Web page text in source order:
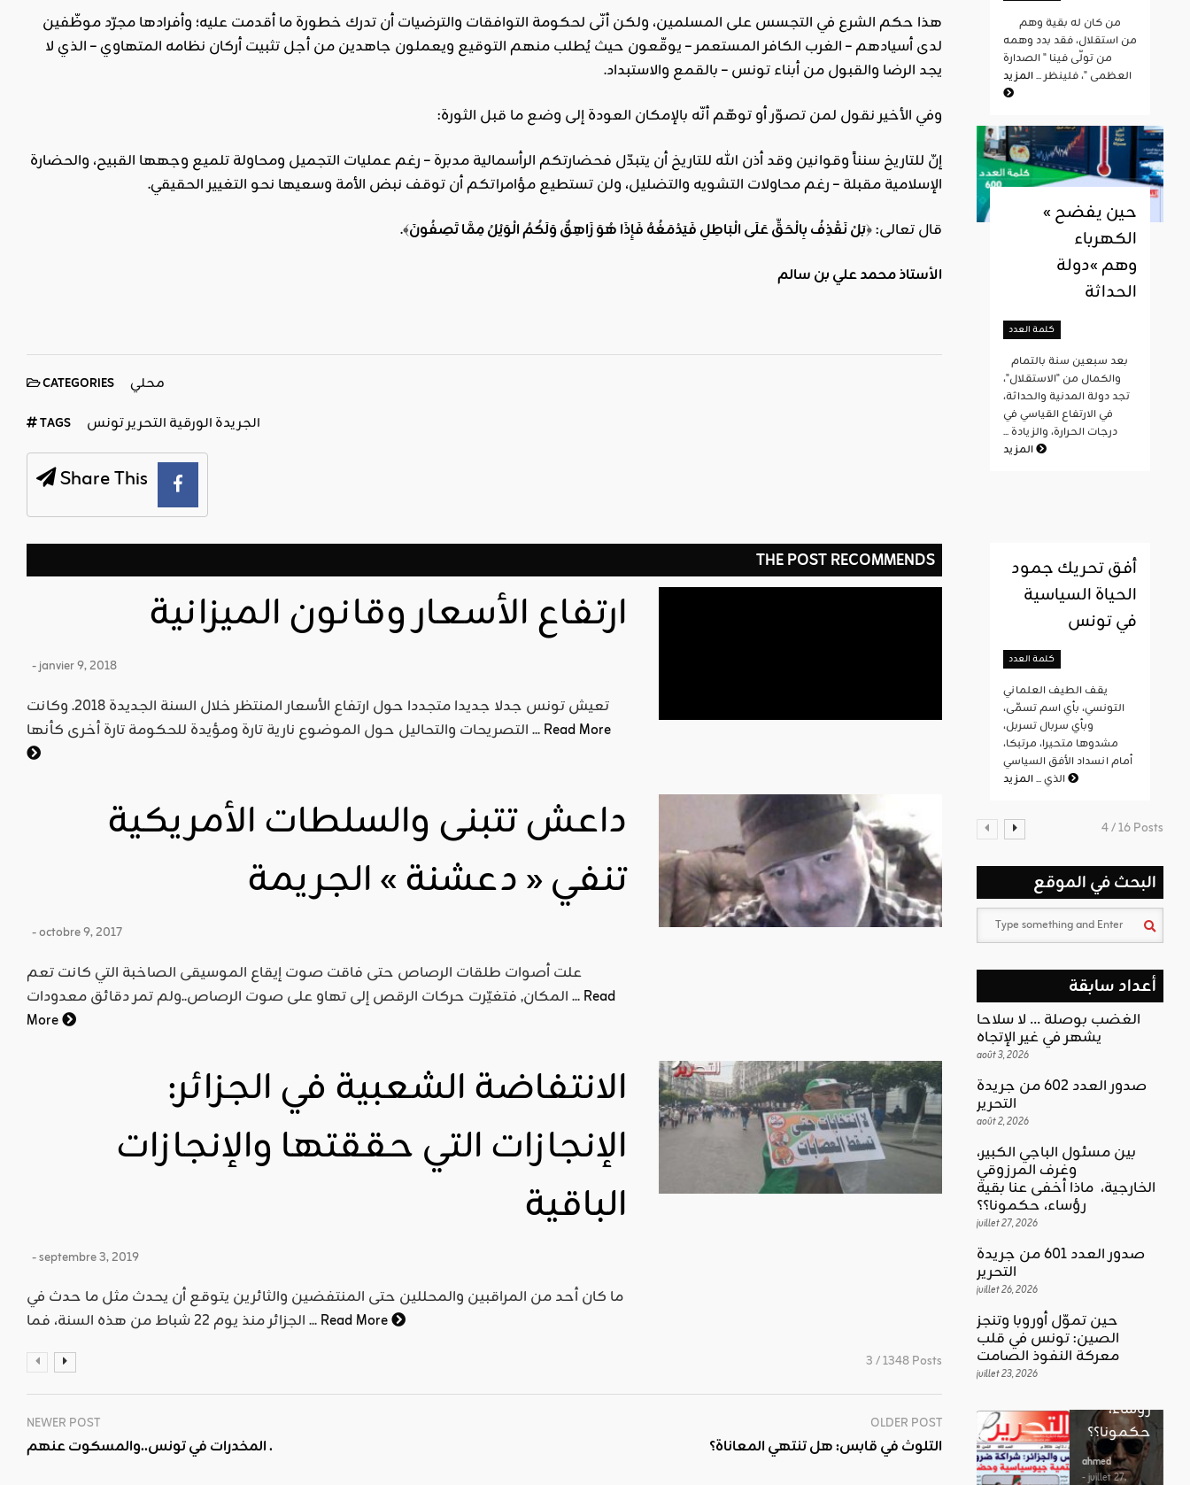
هذا حكم الشرع في التجسس على المسلمين، ولكن أنّى لحكومة التوافقات والترضيات أن تدرك خطورة ما أقدمت عليه؛ وأفرادها مجرّد موظّفين
لدى أسيادهم – الغرب الكافر المستعمر – يوقّعون حيث يُطلب منهم التوقيع ويعملون جاهدين من أجل تثبيت أركان نظامه المتهاوي – الذي لا
يجد الرضا والقبول من أبناء تونس – بالقمع والاستبداد.
وفي الأخير نقول لمن تصوّر أو توهّم أنّه بالإمكان العودة إلى وضع ما قبل الثورة:
إنّ للتاريخ سنناً وقوانين وقد أذن الله للتاريخ أن يتبدّل فحضارتكم الرأسمالية مدبرة – رغم عمليات التجميل ومحاولة تلميع وجهها القبيح، والحضارة
الإسلامية مقبلة – رغم محاولات التشويه والتضليل، ولن تستطيع مؤامراتكم أن توقف نبض الأمة وسعيها نحو التغيير الحقيقي.
قال تعالى: ﴿بَلْ نَقْذِفُ بِالْحَقِّ عَلَى الْبَاطِلِ فَيَدْمَغُهُ فَإِذَا هُوَ زَاهِقٌ وَلَكُمُ الْوَيْلُ مِمَّا تَصِفُونَ﴾.
الأستاذ محمد علي بن سالم
CATEGORIES محلي
TAGS الجريدة الورقية التحرير تونس
Share This
THE POST RECOMMENDS
ارتفاع الأسعار وقانون الميزانية
- janvier 9, 2018
تعيش تونس جدلا جديدا متجددا حول ارتفاع الأسعار المنتظر خلال السنة الجديدة 2018. وكانت
التصريحات والتحاليل حول الموضوع نارية تارة ومؤيدة للحكومة تارة أخرى كأنها ...Read More
داعش تتبنى والسلطات الأمريكية
تنفي « دعشنة » الجريمة
- octobre 9, 2017
علت أصوات طلقات الرصاص حتى فاقت صوت إيقاع الموسيقى الصاخبة التي كانت تعم
المكان, فتغيّرت حركات الرقص إلى تهاو على صوت الرصاص..ولم تمر دقائق معدودات ...Read
More
الانتفاضة الشعبية في الجزائر:
الإنجازات التي حققتها والإنجازات
الباقية
- septembre 3, 2019
ما كان أحد من المراقبين والمحللين حتى المنتفضين والثائرين يتوقع أن يحدث مثل ما حدث في
الجزائر منذ يوم 22 شباط من هذه السنة، فما ...Read More
3 / 1348 Posts
NEWER POST
المخدرات في تونس..والمسكوت عنهم .
OLDER POST
التلوث في قابس: هل تنتهي المعاناة؟
من استقلال، فقد بدد وهمه
من تولّى فينا " الصدارة
العظمى "، فلينظر ...المزيد
« حين يفضح
الكهرباء
وهم »دولة
الحداثة
كلمة العدد
والكمال من "الاستقلال"،
تجد دولة المدنية والحداثة،
في الارتفاع القياسي في
درجات الحرارة، والزيادة ...
المزيد
أفق تحريك جمود
الحياة السياسية
في تونس
كلمة العدد
يقف الطيف العلماني
التونسي، بأي اسم تسمّى،
وبأي سربال تسربل،
مشدوها متحيرا، مرتبكا،
أمام انسداد الأفق السياسي
الذي ...المزيد
4 / 16 Posts
البحث في الموقع
أعداد سابقة
الغضب بوصلة … لا سلاحا
يشهر في غير الإتجاه
août 3, 2026
صدور العدد 602 من جريدة
التحرير
août 2, 2026
بين مسئول الباجي الكبير،
وغرف المرزوقي
الخارجية، ماذا أخفى عنا بقية
رؤساء، حكمونا؟؟
juillet 27, 2026
صدور العدد 601 من جريدة
التحرير
juillet 26, 2026
حين تموّل أوروبا وتنجز
الصين: تونس في قلب
معركة النفوذ الصامت
juillet 23, 2026
اقليمي ودولي
معركة
الصامت
- juillet 23,
يشهر في
ahmed
- août 3, 2026
0
بين
الباجي
المرزوقي
الخارجية،
ماذا أخفى
رؤساء،
حكمونا؟؟
ahmed
- juillet 27,